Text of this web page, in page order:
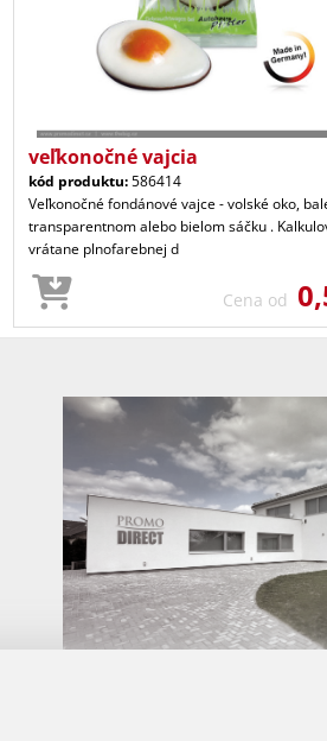
veľkonočné vajcia
kód produktu:586414
Veľkonočné fondánové vajce - volské oko,
transparentnom alebo bielom sáčku .
vrátane plnofarebnej d
Cena od